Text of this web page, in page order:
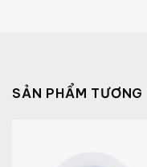
SẢN PHẨM TƯƠNG